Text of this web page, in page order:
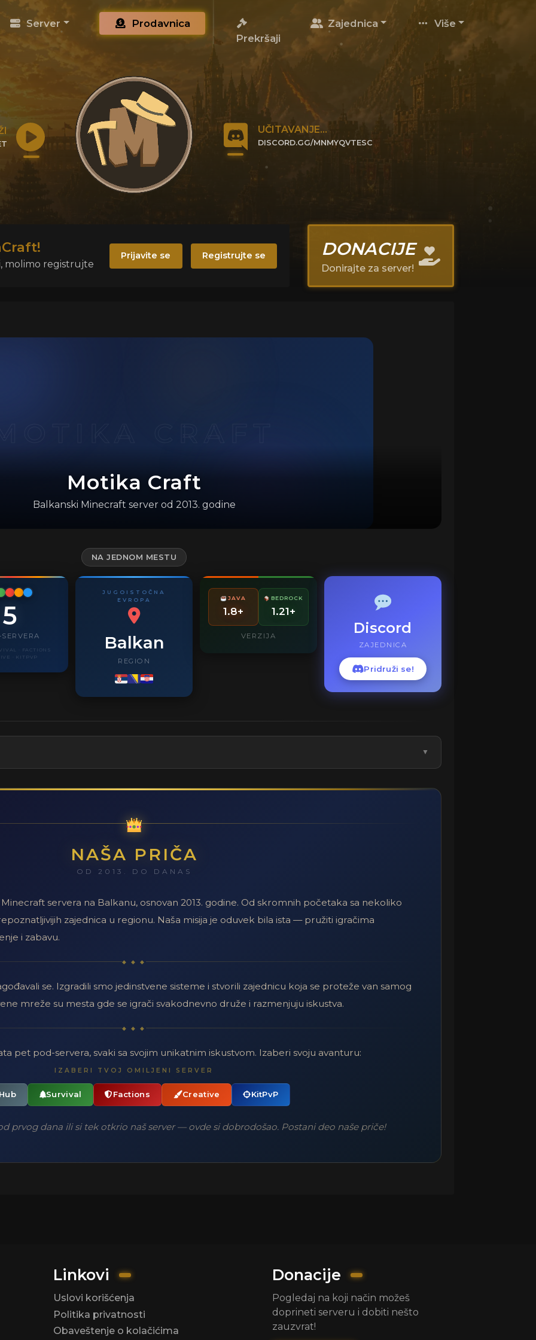
Server
Prodavnica
Prekršaji
Zajednica Više
UČITAVANJE...
DISCORD.GG/MNMYQVTESC
molimo registrujte
Prijavite se Registrujte se DONACIJE
Donirajte za server!
Motika Craft
Balkanski Minecraft server od 2013. godine
NA JEDNOM MESTU
5
· FACTIONS
· KITPVP
JUGOISTOČNA
EVROPA
Balkan
REGION
JAVA
1.8+
BEDROCK
1.21+
VERZIJA Discord
ZAJEDNICA
Pridruži se!
▼
kao Factions tip servera. Server polako raste i gradi svoju prvu zajednicu.
server je jedan od prepoznatljivijih na Balkanu. Aktivnost se održava i tokom 2015. godine.
godine.
otprilike 3 meseca.
ostalog zbog manjka članova Staff tima.
NAŠA PRIČA
OD 2013. DO DANAS
servera na Balkanu, osnovan 2013. godine. Od skromnih početaka sa nekoliko
zajednica u regionu. Naša misija je oduvek bila ista — pružiti igračima
i zabavu.
◆ ◆ ◆
se. Izgradili smo jedinstvene sisteme i stvorili zajednicu koja se proteže van samog
mreže su mesta gde se igrači svakodnevno druže i razmenjuju iskustva.
◆ ◆ ◆
pet pod-servera, svaki sa svojim unikatnim iskustvom. Izaberi svoju avanturu:
IZABERI TVOJ OMILJENI SERVER
Hub Survival Factions Creative KitPvP
prvog dana ili si tek otkrio naš server — ovde si dobrodošao. Postani deo naše priče!
Linkovi
Uslovi korišćenja
Politika privatnosti
Obaveštenje o kolačićima
Donacije
Pogledaj na koji način možeš
doprineti serveru i dobiti nešto
zauzvrat!